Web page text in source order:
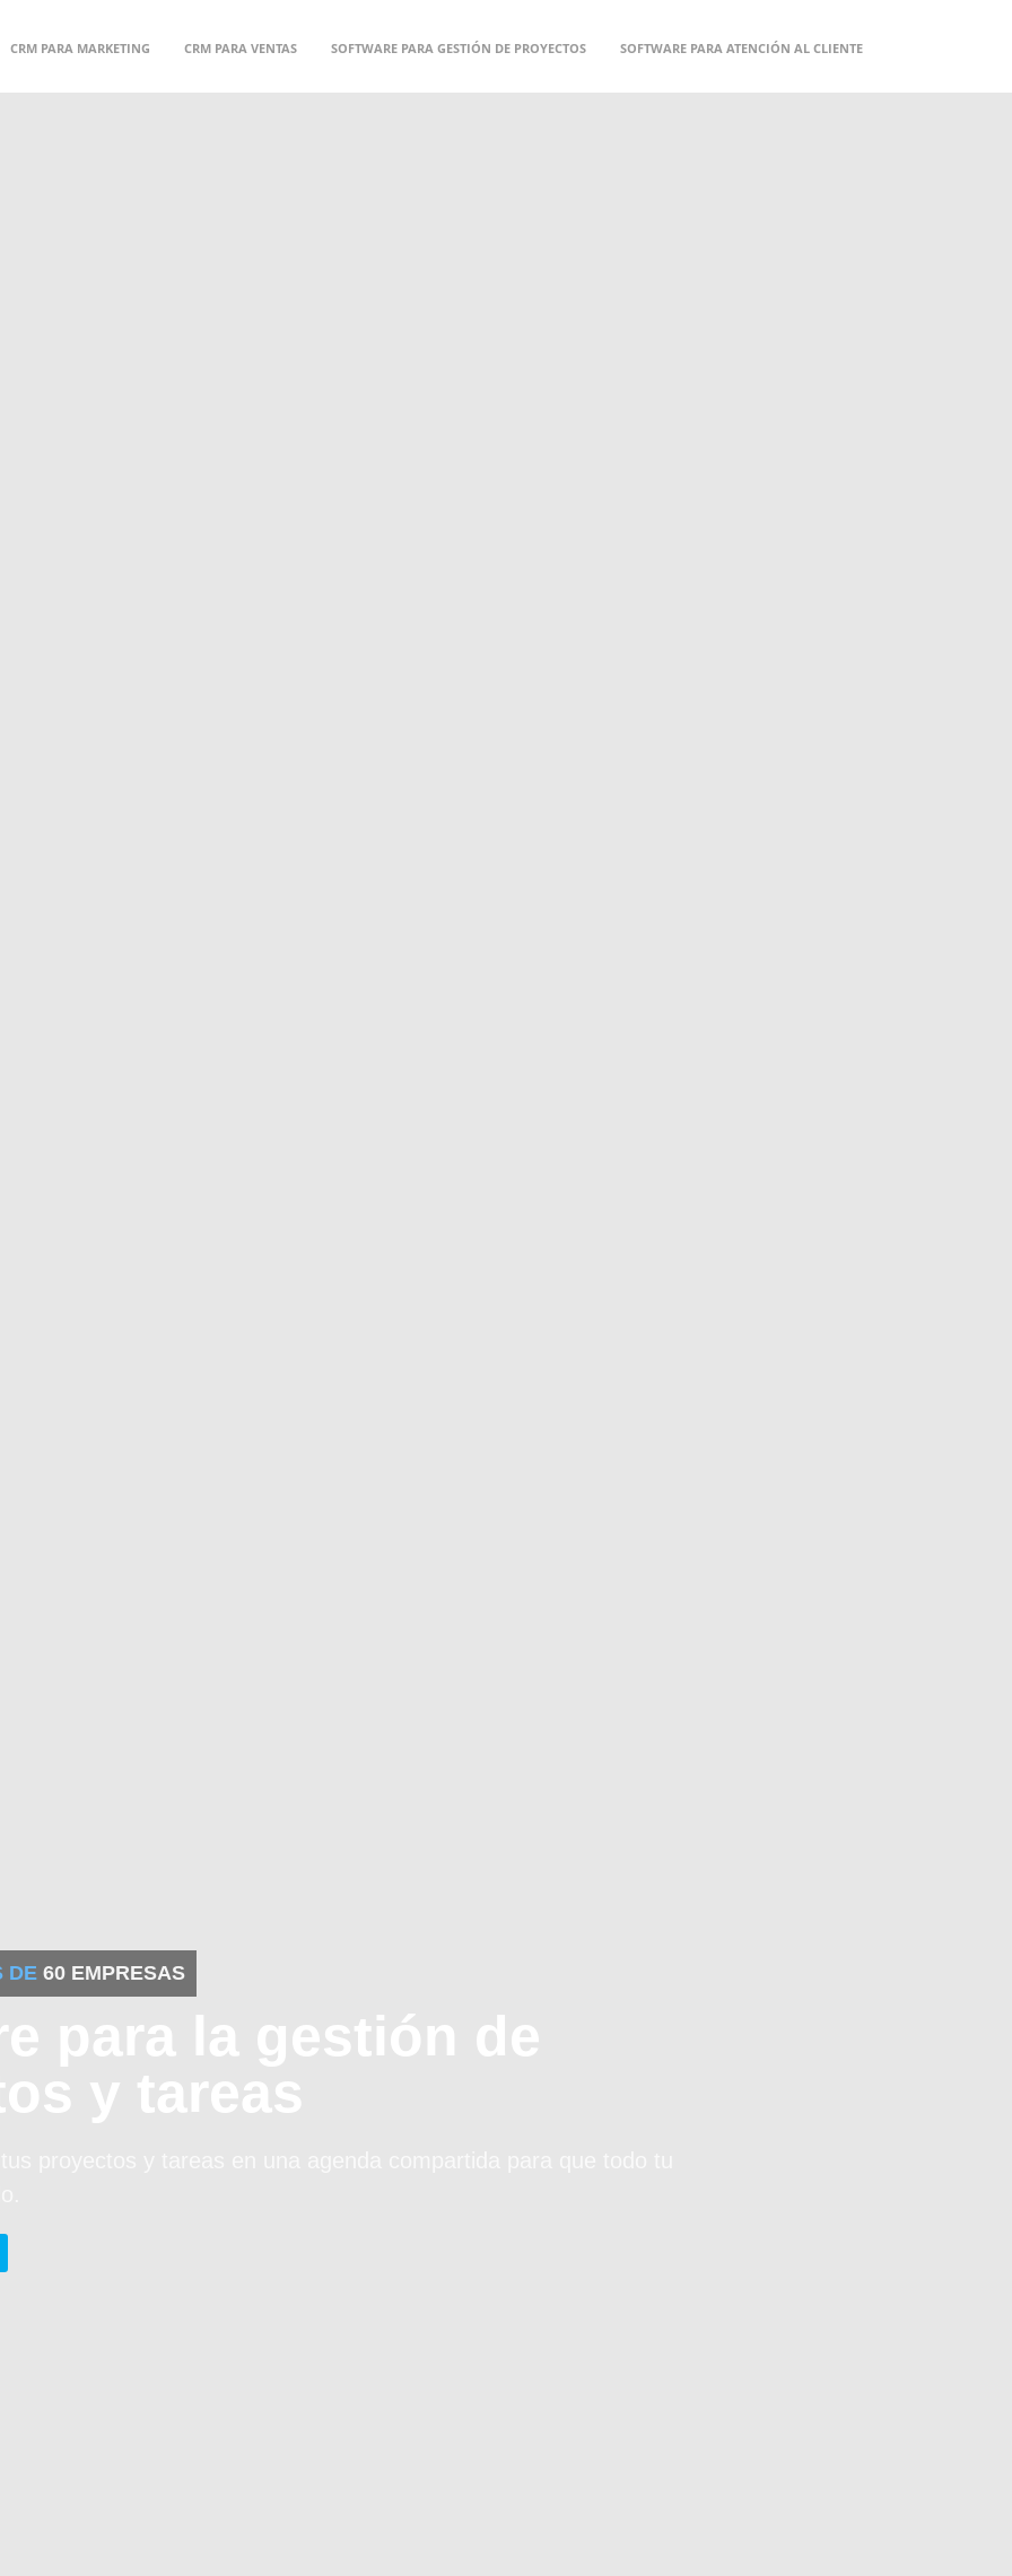
CRM PARA MARKETING CRM PARA VENTAS SOFTWARE PARA GESTIÓN DE PROYECTOS SOFTWARE PARA ATENCIÓN AL CLIENTE
DE 60 EMPRESAS
para la gestión de
y tareas